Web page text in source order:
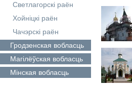
Светлагорскі раён
Хойніцкі раён
Чачэрскі раён
Гродзенская вобласць
Магілёўская вобласць
Мінская вобласць